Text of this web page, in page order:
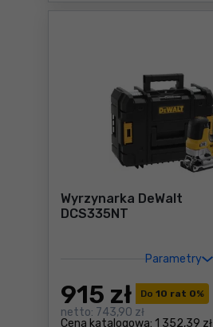
Wyrzynarka DeWalt
DCS335NT
Parametry
Do 10 rat 0%
Cena katalogowa: 1 352,39 zł
915 zł
netto: 743,90 zł